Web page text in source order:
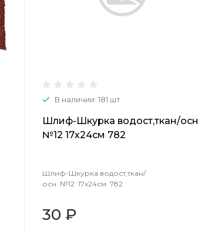
В наличии: 181 шт
Шлиф-Шкурка водост,ткан/осн
№12 17х24см 782
Шлиф-Шкурка водост,ткан/
осн №12 17х24см 782
30 ₽